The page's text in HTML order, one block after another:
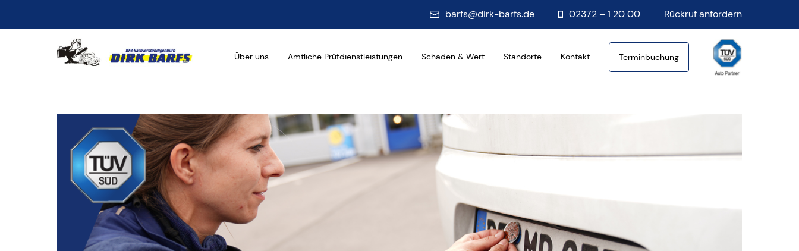
barfs@dirk-barfs.de 02372 – 1 20 00 Rückruf anfordern
Über uns Amtliche Prüfdienstleistungen Schaden & Wert Standorte Kontakt Terminbuchung